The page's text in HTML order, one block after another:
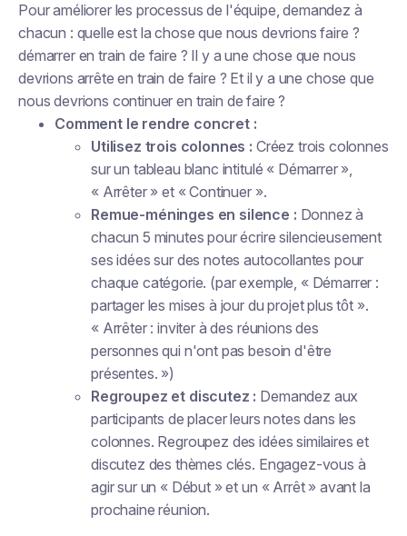
Pour améliorer les processus de l'équipe, demandez à
chacun : quelle est la chose que nous devrions faire ?
démarreren train de faire ? Il y a une chose que nous
devrions arrête en train de faire ? Et il y a une chose que
nous devrions continuer en train de faire ?
Comment le rendre concret :
Utilisez trois colonnes : Créez trois colonnes
sur un tableau blanc intitulé « Démarrer »,
« Arrêter » et « Continuer ».
Remue-méninges en silence : Donnez à
chacun 5 minutes pour écrire silencieusement
ses idées sur des notes autocollantes pour
chaque catégorie. (par exemple, « Démarrer :
partager les mises à jour du projet plus tôt ».
« Arrêter : inviter à des réunions des
personnes qui n'ont pas besoin d'être
présentes. »)
Regroupez et discutez : Demandez aux
participants de placer leurs notes dans les
colonnes. Regroupez des idées similaires et
discutez des thèmes clés. Engagez-vous à
agir sur un « Début » et un « Arrêt » avant la
prochaine réunion.